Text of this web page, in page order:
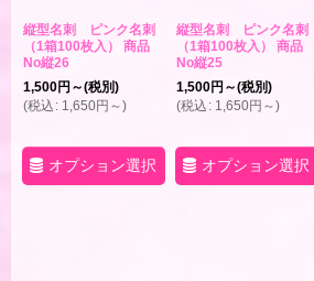
縦型名刺 ピンク名刺
（1箱100枚入） 商品
No縦26
1,500円 ～(税別)
(税込 : 1,650円 ～)
オプション選択
縦型名刺 ピンク名刺
（1箱100枚入） 商品
No縦25
1,500円 ～(税別)
(税込 : 1,650円 ～)
オプション選択